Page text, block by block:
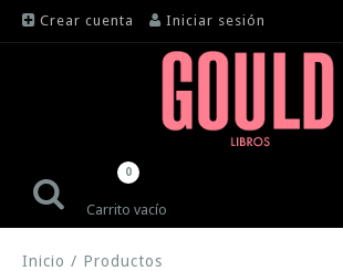
Crear cuenta Iniciar sesión
Carrito vacío
0
Inicio / Productos